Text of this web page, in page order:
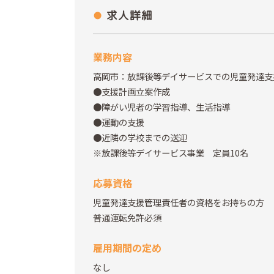
求人詳細
業務内容
高岡市：放課後等デイサービスでの児童発達
●支援計画立案作成
●障がい児者の学習指導、生活指導
●運動の支援
●近隣の学校までの送迎
※放課後等デイサービス事業 定員10名
応募資格
児童発達支援管理責任者の資格をお持ちの方
普通運転免許必須
雇用期間の定め
なし